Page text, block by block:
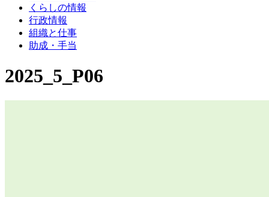
くらしの情報
行政情報
組織と仕事
助成・手当
2025_5_P06